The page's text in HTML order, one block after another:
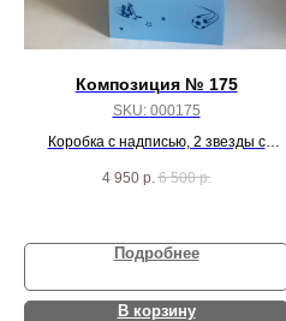
Композиция № 175
SKU: 000175
Коробка с надписью, 2 звезды с
шаров
4 950 р. 6 500 р.
Подробнее
В корзину